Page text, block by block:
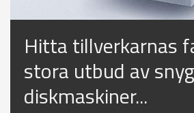
Hitta tillverkarnas
stora utbud av
diskmaskiner...